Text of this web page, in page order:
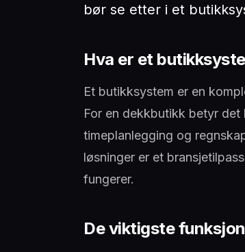
bør se etter i et
Hva er et
Et butikksystem er en
For en dekkbutikk betyr
timeplanlegging og
løsninger er et
fungerer.
De viktigste